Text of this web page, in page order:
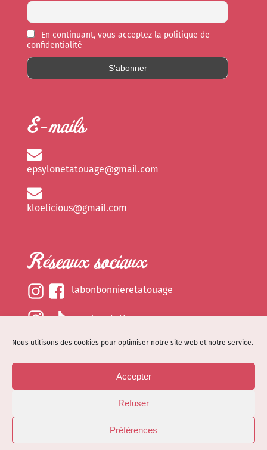
Nous utilisons des cookies pour optimiser notre site web et notre service.
Accepter
Refuser
Préférences
En continuant, vous acceptez la politique de
confidentialité
E-mails
epsylonetatouage@gmail.com
kloelicious@gmail.com
Réseaux sociaux
labonbonnieretatouage
epsylonetattoo
kloelicious_
Mentions légales
Politique de cookies (EU)
© Site web réalisé parDénode- Illustrations par
Kloelicioustattoo tous droits réservés